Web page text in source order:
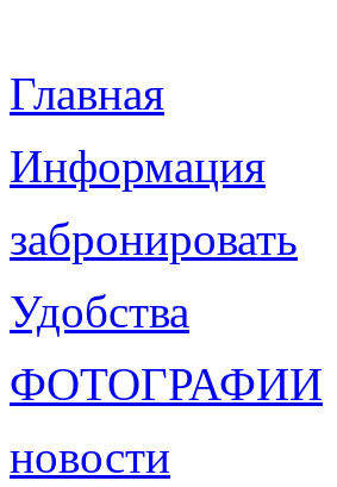
Главная
Информация
забронировать
Удобства
ФОТОГРАФИИ
новости